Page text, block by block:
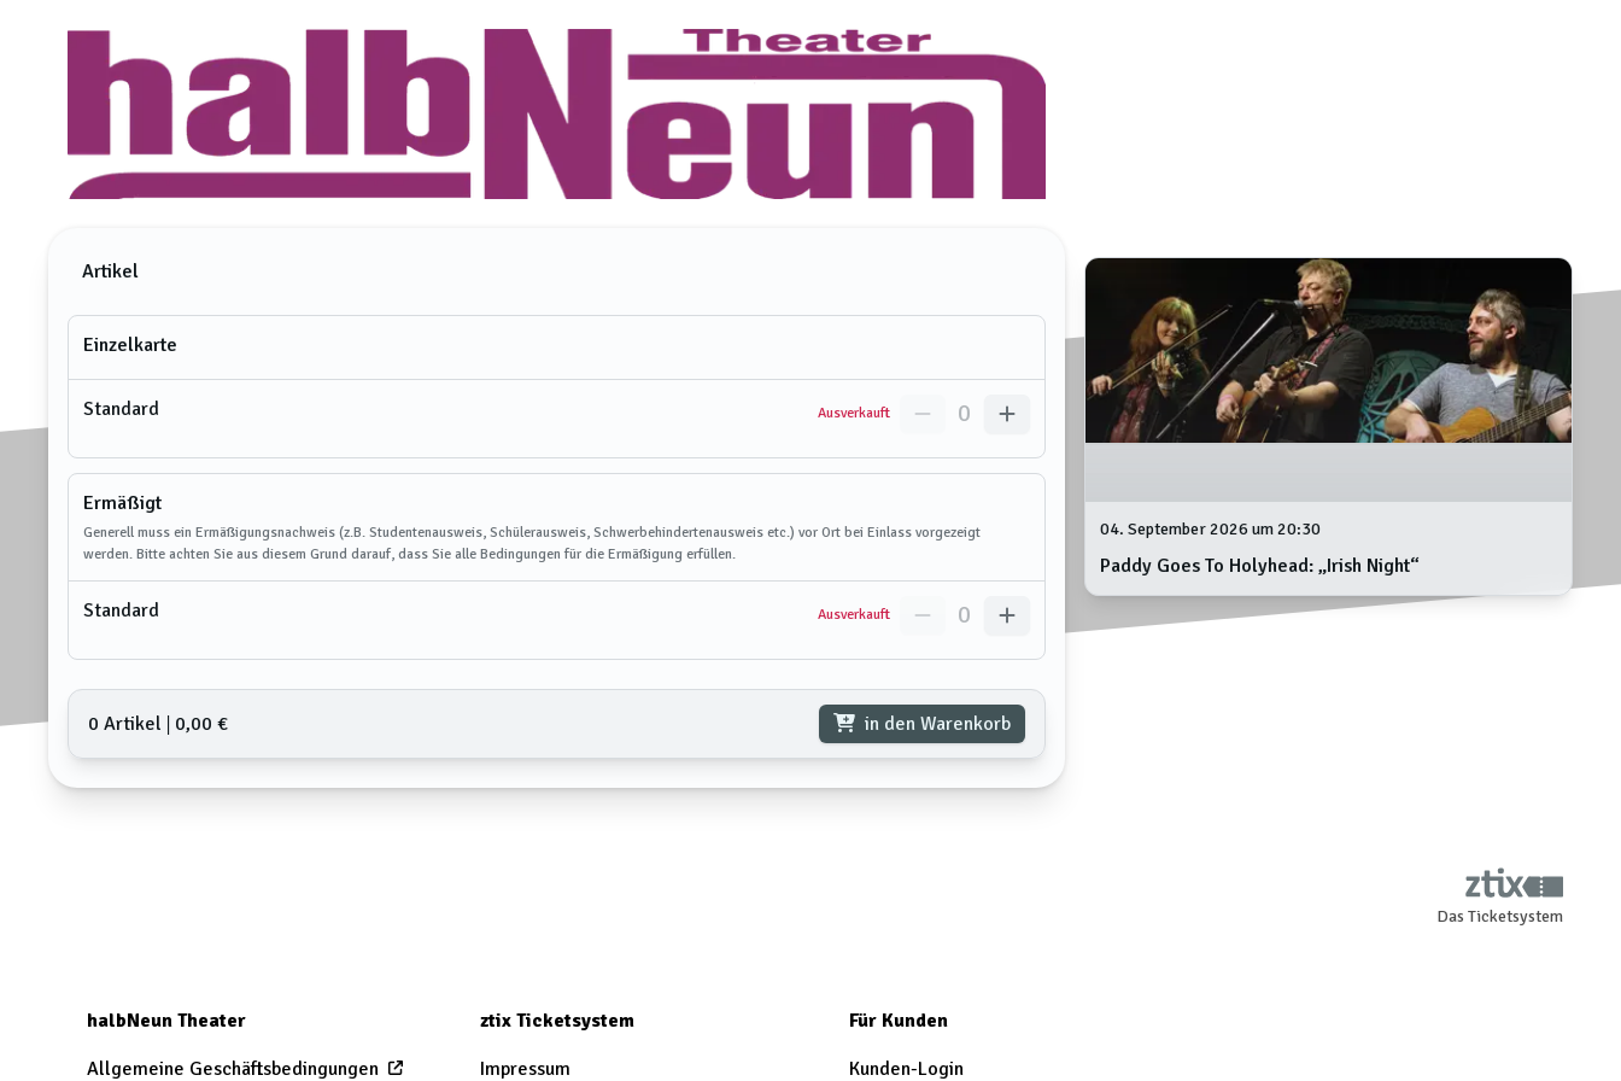
Artikel
Einzelkarte
Standard Ausverkauft 0
Ermäßigt
Generell muss ein Ermäßigungsnachweis (z.B. Studentenausweis, Schülerausweis, Schwerbehindertenausweis etc.) vor Ort bei Einlass vorgezeigt
werden. Bitte achten Sie aus diesem Grund darauf, dass Sie alle Bedingungen für die Ermäßigung erfüllen.
Standard Ausverkauft 0
0 Artikel 𑗅 0,00 € in den Warenkorb
04. September 2026 um 20:30
Paddy Goes To Holyhead: „Irish Night“
Das Ticketsystem
halbNeun Theater
Allgemeine Geschäftsbedingungen
ztix Ticketsystem
Impressum
Für Kunden
Kunden-Login